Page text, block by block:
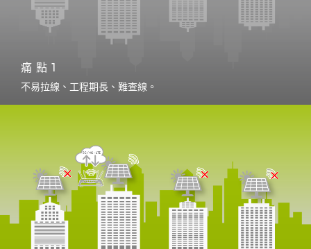
痛點1
不易拉線、工程期長、難查線。
解決拉實體線困擾，讓佈網1天內完成。
解決2.4G WiFi 不穩困擾
多棟型太陽能智能源監控系統，需要收集整合各棟逆變
器效率數據，協助營運商即時掌握發電狀態資訊。
一些逆變器有2.4GWiFi 選配，但要整合多棟多台逆變